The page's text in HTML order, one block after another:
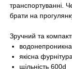
транспортуванні.
брати на
Зручний та
якісна
щільність 600d